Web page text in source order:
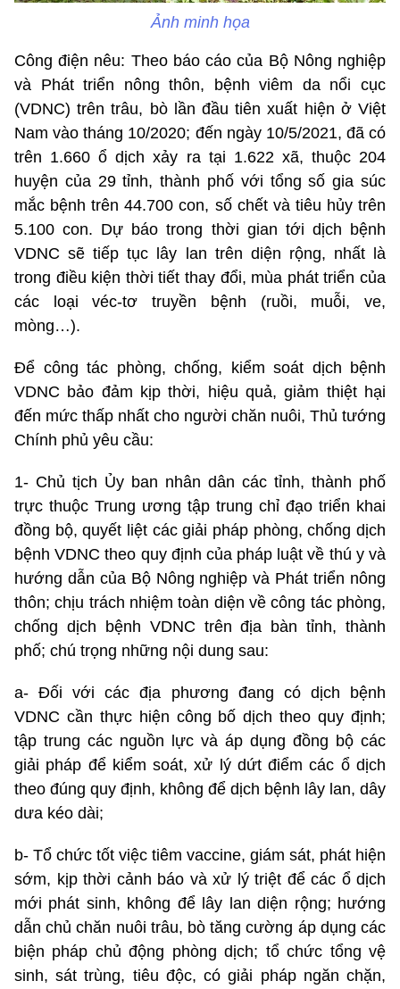
Ảnh minh họa
Công điện nêu: Theo báo cáo của Bộ Nông nghiệp
và Phát triển nông thôn, bệnh viêm da nổi cục
(VDNC) trên trâu, bò lần đầu tiên xuất hiện ở Việt
Nam vào tháng 10/2020; đến ngày 10/5/2021, đã có
trên 1.660 ổ dịch xảy ra tại 1.622 xã, thuộc 204
huyện của 29 tỉnh, thành phố với tổng số gia súc
mắc bệnh trên 44.700 con, số chết và tiêu hủy trên
5.100 con. Dự báo trong thời gian tới dịch bệnh
VDNC sẽ tiếp tục lây lan trên diện rộng, nhất là
trong điều kiện thời tiết thay đổi, mùa phát triển của
các loại véc-tơ truyền bệnh (ruồi, muỗi, ve,
mòng…).
Để công tác phòng, chống, kiểm soát dịch bệnh
VDNC bảo đảm kịp thời, hiệu quả, giảm thiệt hại
đến mức thấp nhất cho người chăn nuôi, Thủ tướng
Chính phủ yêu cầu:
1- Chủ tịch Ủy ban nhân dân các tỉnh, thành phố
trực thuộc Trung ương tập trung chỉ đạo triển khai
đồng bộ, quyết liệt các giải pháp phòng, chống dịch
bệnh VDNC theo quy định của pháp luật về thú y và
hướng dẫn của Bộ Nông nghiệp và Phát triển nông
thôn; chịu trách nhiệm toàn diện về công tác phòng,
chống dịch bệnh VDNC trên địa bàn tỉnh, thành
phố; chú trọng những nội dung sau:
a- Đối với các địa phương đang có dịch bệnh
VDNC cần thực hiện công bố dịch theo quy định;
tập trung các nguồn lực và áp dụng đồng bộ các
giải pháp để kiểm soát, xử lý dứt điểm các ổ dịch
theo đúng quy định, không để dịch bệnh lây lan, dây
dưa kéo dài;
b- Tổ chức tốt việc tiêm vaccine, giám sát, phát hiện
sớm, kịp thời cảnh báo và xử lý triệt để các ổ dịch
mới phát sinh, không để lây lan diện rộng; hướng
dẫn chủ chăn nuôi trâu, bò tăng cường áp dụng các
biện pháp chủ động phòng dịch; tổ chức tổng vệ
sinh, sát trùng, tiêu độc, có giải pháp ngăn chặn,